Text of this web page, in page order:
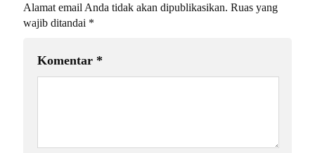
Alamat email Anda tidak akan dipublikasikan. Ruas yang
wajib ditandai *
Komentar *